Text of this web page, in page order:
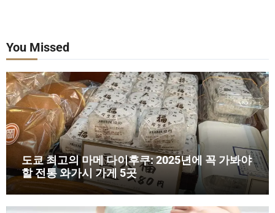
You Missed
도쿄 최고의 마메 다이후쿠: 2025년에 꼭 가봐야
할 전통 와가시 가게 5곳